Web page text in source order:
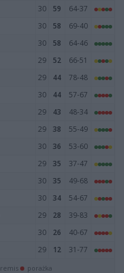
30 59
64-37
30 58
69-40
30 58
64-46
29 52
66-51
29 44
78-48
30 44
57-67
29 43
48-34
29 38
55-49
30 36
53-60
29 35
37-47
30 35
49-68
30 34
54-67
29 28
39-83
30 26
40-67
29 12 31-77
remis porażka